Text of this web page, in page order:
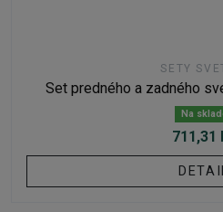
SETY
Set predného a zadného
Na
711,31